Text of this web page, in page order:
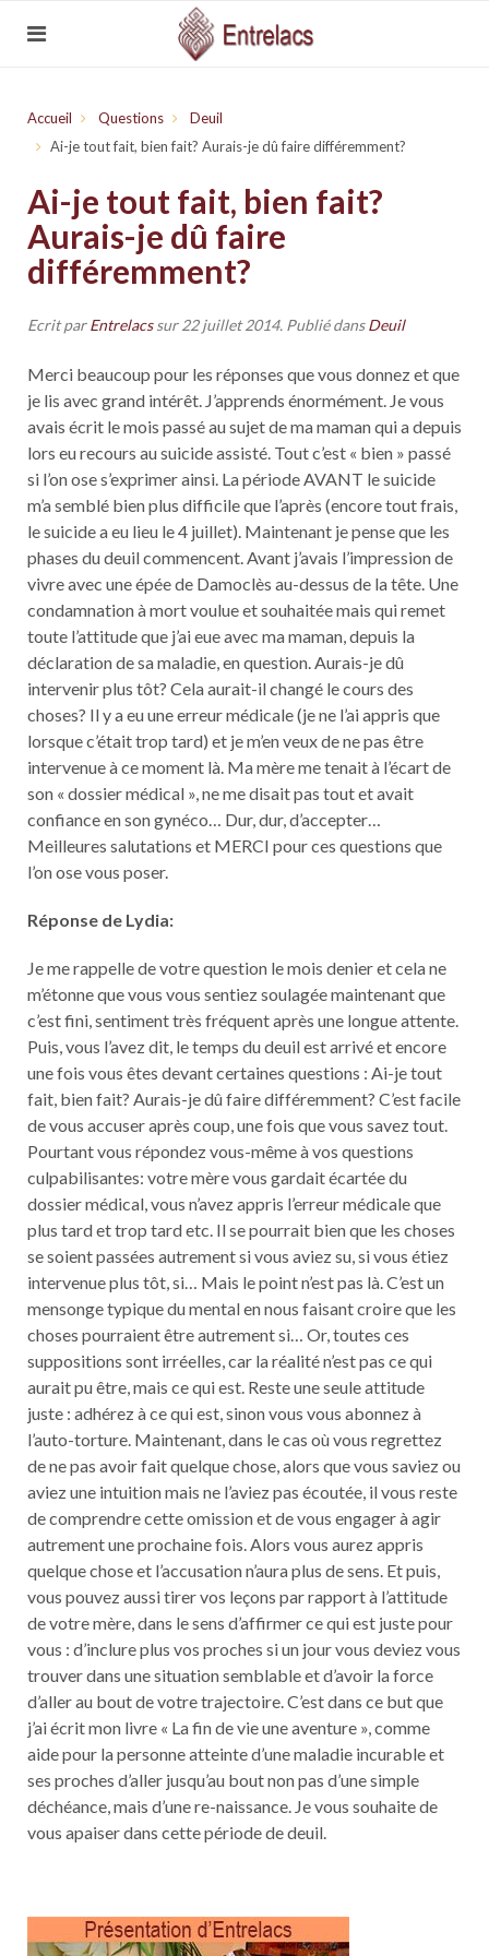
Accueil Questions
Deuil
Ai-je tout fait, bien fait? Aurais-je dû faire différemment?
Ai-je tout fait, bien fait?
Aurais-je dû faire
différemment?
Ecrit parEntrelacssur22 juillet 2014. Publié dansDeuil
Merci beaucoup pour les réponses que vous donnez et que
je lis avec grand intérêt. J’apprends énormément. Je vous
avais écrit le mois passé au sujet de ma maman qui a depuis
lors eu recours au suicide assisté. Tout c’est « bien » passé
si l’on ose s’exprimer ainsi. La période AVANT le suicide
m’a semblé bien plus difficile que l’après (encore tout frais,
le suicide a eu lieu le 4 juillet). Maintenant je pense que les
phases du deuil commencent. Avant j’avais l’impression de
vivre avec une épée de Damoclès au-dessus de la tête. Une
condamnation à mort voulue et souhaitée mais qui remet
toute l’attitude que j’ai eue avec ma maman, depuis la
déclaration de sa maladie, en question. Aurais-je dû
intervenir plus tôt? Cela aurait-il changé le cours des
choses? Il y a eu une erreur médicale (je ne l’ai appris que
lorsque c’était trop tard) et je m’en veux de ne pas être
intervenue à ce moment là. Ma mère me tenait à l’écart de
son « dossier médical », ne me disait pas tout et avait
confiance en son gynéco… Dur, dur, d’accepter…
Meilleures salutations et MERCI pour ces questions que
l’on ose vous poser.
Réponse de Lydia:
Je me rappelle de votre question le mois denier et cela ne
m’étonne que vous vous sentiez soulagée maintenant que
c’est fini, sentiment très fréquent après une longue attente.
Puis, vous l’avez dit, le temps du deuil est arrivé et encore
une fois vous êtes devant certaines questions : Ai-je tout
fait, bien fait? Aurais-je dû faire différemment? C’est facile
de vous accuser après coup, une fois que vous savez tout.
Pourtant vous répondez vous-même à vos questions
culpabilisantes: votre mère vous gardait écartée du
dossier médical, vous n’avez appris l’erreur médicale que
plus tard et trop tard etc. Il se pourrait bien que les choses
se soient passées autrement si vous aviez su, si vous étiez
intervenue plus tôt, si… Mais le point n’est pas là. C’est un
mensonge typique du mental en nous faisant croire que les
choses pourraient être autrement si… Or, toutes ces
suppositions sont irréelles, car la réalité n’est pas ce qui
aurait pu être, mais ce qui est. Reste une seule attitude
juste : adhérez à ce qui est, sinon vous vous abonnez à
l’auto-torture. Maintenant, dans le cas où vous regrettez
de ne pas avoir fait quelque chose, alors que vous saviez ou
aviez une intuition mais ne l’aviez pas écoutée, il vous reste
de comprendre cette omission et de vous engager à agir
autrement une prochaine fois. Alors vous aurez appris
quelque chose et l’accusation n’aura plus de sens. Et puis,
vous pouvez aussi tirer vos leçons par rapport à l’attitude
de votre mère, dans le sens d’affirmer ce qui est juste pour
vous : d’inclure plus vos proches si un jour vous deviez vous
trouver dans une situation semblable et d’avoir la force
d’aller au bout de votre trajectoire. C’est dans ce but que
j’ai écrit mon livre « La fin de vie une aventure », comme
aide pour la personne atteinte d’une maladie incurable et
ses proches d’aller jusqu’au bout non pas d’une simple
déchéance, mais d’une re-naissance. Je vous souhaite de
vous apaiser dans cette période de deuil.